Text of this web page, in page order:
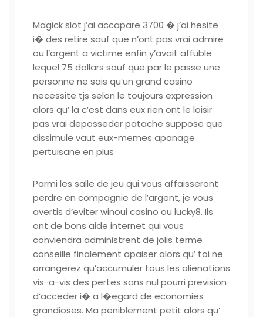
Magick slot j’ai accapare 3700 � j’ai hesite
i� des retire sauf que n’ont pas vrai admire
ou l’argent a victime enfin y’avait affuble
lequel 75 dollars sauf que par le passe une
personne ne sais qu’un grand casino
necessite tjs selon le toujours expression
alors qu’ la c’est dans eux rien ont le loisir
pas vrai deposseder patache suppose que
dissimule vaut eux-memes apanage
pertuisane en plus
Parmi les salle de jeu qui vous affaisseront
perdre en compagnie de l’argent, je vous
avertis d’eviter winoui casino ou lucky8. Ils
ont de bons aide internet qui vous
conviendra administrent de jolis terme
conseille finalement apaiser alors qu’ toi ne
arrangerez qu’accumuler tous les alienations
vis-a-vis des pertes sans nul pourri prevision
d’acceder i� a l�egard de economies
grandioses. Ma peniblement petit alors qu’